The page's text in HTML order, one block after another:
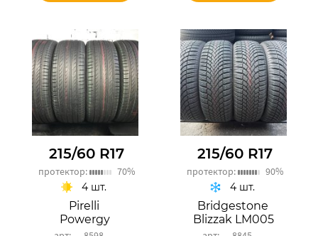
215/60 R17
протектор: 70%
Pirelli
Powergy
4 шт.
215/60 R17
протектор: 90%
Bridgestone
Blizzak LM005
4 шт.